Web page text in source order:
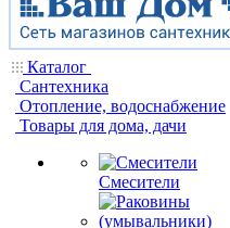
Каталог
Сантехника
Отопление, водоснабжение
Товары для дома, дачи
Смесители